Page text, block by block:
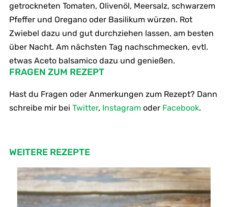
getrockneten Tomaten, Olivenöl, Meersalz, schwarzem
Pfeffer und Oregano oder Basilikum würzen. Rot
Zwiebel dazu und gut durchziehen lassen, am besten
über Nacht. Am nächsten Tag nachschmecken, evtl.
etwas Aceto balsamico dazu und genießen.
FRAGEN ZUM REZEPT
Hast du Fragen oder Anmerkungen zum Rezept? Dann
schreibe mir bei Twitter, Instagramoder Facebook.
WEITERE REZEPTE